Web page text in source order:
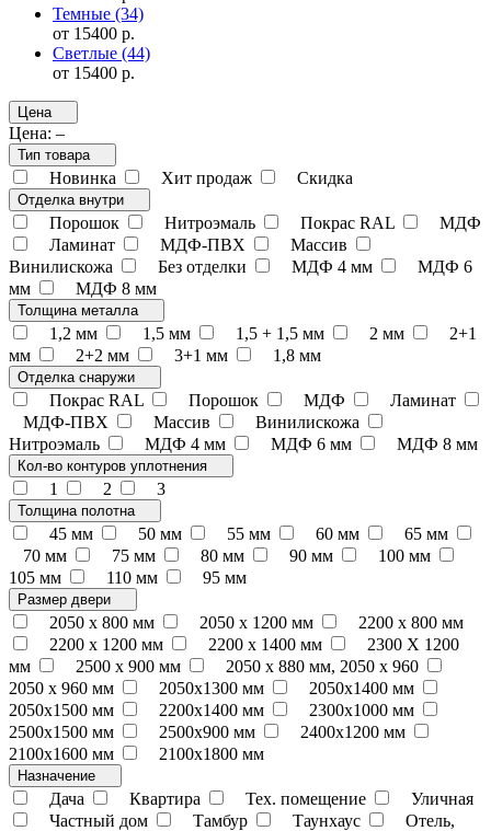
Темные (34)
от 15400 р.
Светлые (44)
от 15400 р.
Цена
Цена: –
Тип товара
Новинка Хит продаж Скидка
Отделка внутри
Порошок Нитроэмаль Покрас RAL
МДФ
Ламинат
МДФ-ПВХ
Массив
Винилискожа
Без отделки МДФ 4 мм
МДФ 6
мм
МДФ 8 мм
Толщина металла
1,2 мм 1,5 мм 1,5 + 1,5 мм 2 мм
2+1
мм
2+2 мм 3+1 мм 1,8 мм
Отделка снаружи
Покрас RAL Порошок МДФ
Ламинат
МДФ-ПВХ
Массив
Винилискожа
Нитроэмаль
МДФ 4 мм МДФ 6 мм МДФ 8 мм
Кол-во контуров уплотнения
1 2 3
Толщина полотна
45 мм 50 мм 55 мм 60 мм
65 мм
70 мм
75 мм 80 мм 90 мм
100 мм
105 мм
110 мм 95 мм
Размер двери
2050 x 800 мм 2050 x 1200 мм
2200 x 800 мм
2200 x 1200 мм
2200 х 1400 мм
2300 Х 1200
мм
2500 х 900 мм
2050 х 880 мм, 2050 х 960
2050 х 960 мм
2050х1300 мм
2050х1400 мм
2050х1500 мм
2200х1400 мм
2300х1000 мм
2500х1500 мм
2500х900 мм
2400х1200 мм
2100х1600 мм
2100х1800 мм
Назначение
Дача Квартира Тех. помещение
Уличная
Частный дом
Тамбур Таунхаус
Отель,